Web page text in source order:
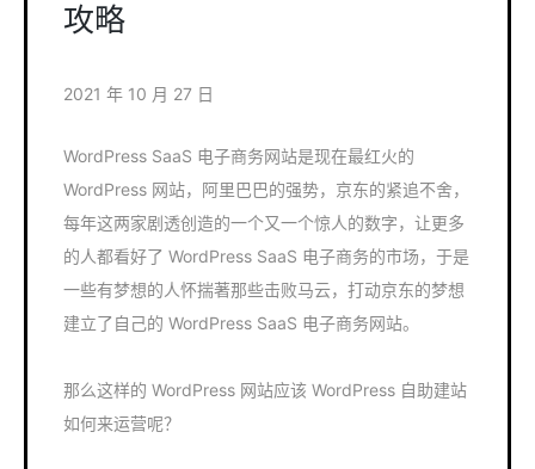
攻略
2021 年 10 月 27 日
WordPress SaaS 电子商务网站是现在最红火的
WordPress 网站，阿里巴巴的强势，京东的紧追不舍，
每年这两家剧透创造的一个又一个惊人的数字，让更多
的人都看好了 WordPress SaaS 电子商务的市场，于是
一些有梦想的人怀揣著那些击败马云，打动京东的梦想
建立了自己的 WordPress SaaS 电子商务网站。
那么这样的 WordPress 网站应该 WordPress 自助建站
如何来运营呢？